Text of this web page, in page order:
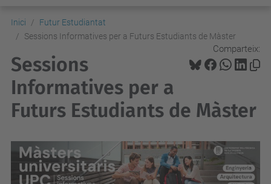
Inici
Futur Estudiantat
Sessions Informatives per a Futurs Estudiants de Màster
Comparteix:
Sessions
Informatives per a
Futurs Estudiants de Màster